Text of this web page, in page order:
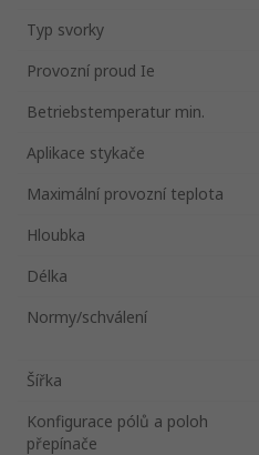
Typ svorky
Provozní proud Ie
Betriebstemperatur min.
Aplikace stykače
Maximální provozní teplota
Hloubka
Délka
Normy/schválení
Šířka
Konfigurace pólů a poloh
přepínače